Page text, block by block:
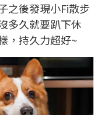
之後發現小Fi散步
多久就要趴下休
，持久力超好~